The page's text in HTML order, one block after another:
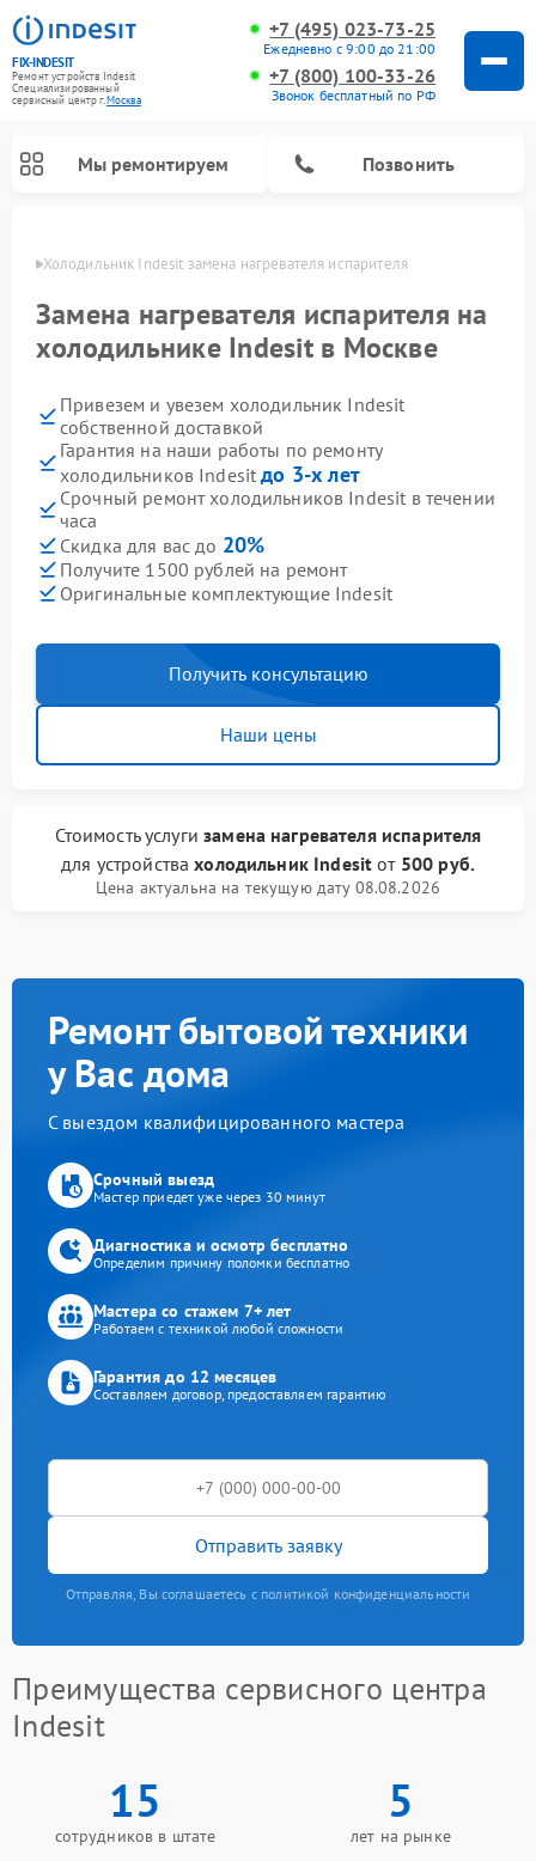
FIX-INDESIT
Ремонт устройств Indesit
Специализированный
cервисный центр г.Москва
+7 (495) 023-73-25
Ежедневно с 9:00 до 21:00
+7 (800) 100-33-26
Звонок бесплатный по РФ
Мы ремонтируем Позвонить
Холодильник Indesit замена нагревателя испарителя
Замена нагревателя испарителя на
холодильнике Indesit в Москве
Привезем и увезем холодильник Indesit
собственной доставкой
Гарантия на наши работы по ремонту
холодильников Indesitдо 3-х лет
Срочный ремонт холодильников Indesit в течении
часа
Скидка для вас до 20%
Получите 1500 рублей на ремонт
Оригинальные комплектующие Indesit
Получить консультацию
Наши цены
Стоимость услугизамена нагревателя испарителя
для устройствахолодильник Indesit от 500 руб.
Цена актуальна на текущую дату 08.08.2026
Ремонт бытовой техники
у Вас дома
С выездом квалифицированного мастера
Срочный выезд
Мастер приедет уже через 30 минут
Диагностика и осмотр бесплатно
Определим причину поломки бесплатно
Мастера со стажем 7+ лет
Работаем с техникой любой сложности
Гарантия до 12 месяцев
Составляем договор, предоставляем гарантию
Отправить заявку
Отправляя, Вы соглашаетесь с политикой конфиденциальности
Преимущества сервисного центра
Indesit
15
сотрудников в штате
5
лет на рынке